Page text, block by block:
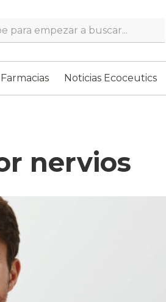
Farmacias Noticias Ecoceutics
nervios